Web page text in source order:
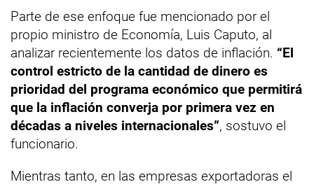
Parte de ese enfoque fue mencionado por el
propio ministro de Economía, Luis Caputo, al
analizar recientemente los datos de inflación. “El
control estricto de la cantidad de dinero es
prioridad del programa económico que permitirá
que la inflación converja por primera vez en
décadas a niveles internacionales”, sostuvo el
funcionario.
Mientras tanto, en las empresas exportadoras el